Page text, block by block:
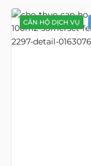
CĂN HỘ DỊCH VỤ